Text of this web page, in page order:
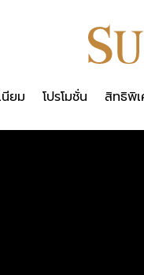
ยม โปรโมชั่น สิทธิพิ